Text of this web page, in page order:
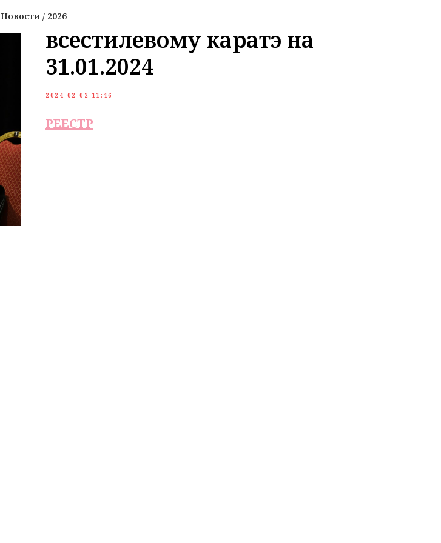
Новости / 2026Реестр Мастеров Спорта по
всестилевому каратэ на
31.01.2024
2024-02-02 11:46
РЕЕСТР